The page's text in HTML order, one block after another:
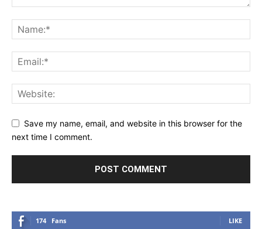
Save my name, email, and website in this browser for the
next time I comment.
174 Fans LIKE